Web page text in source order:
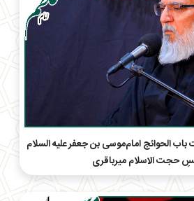
الحوائج امام‌موسی بن جعفر علیه السلام
حجت الاسلام میرباقری